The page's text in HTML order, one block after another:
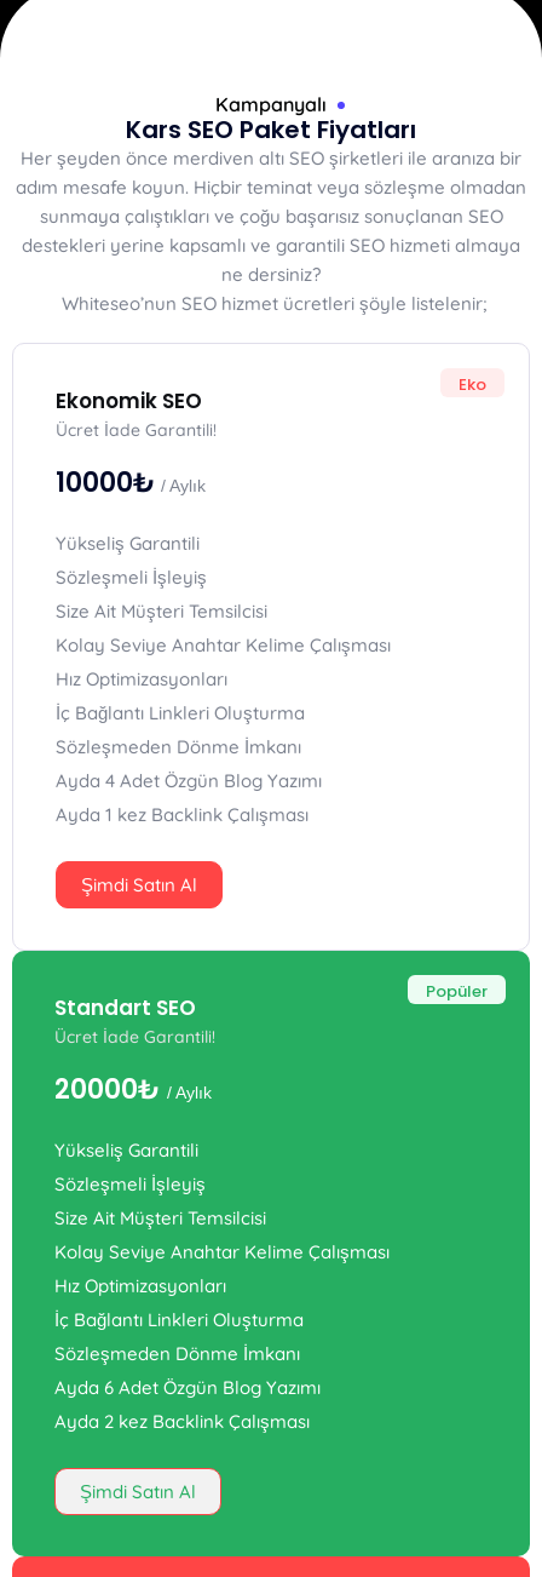
Kampanyalı
Kars SEO Paket Fiyatları
Her şeyden önce merdiven altı SEO şirketleri ile aranıza bir
adım mesafe koyun. Hiçbir teminat veya sözleşme olmadan
sunmaya çalıştıkları ve çoğu başarısız sonuçlanan SEO
destekleri yerine kapsamlı ve garantili SEO hizmeti almaya
ne dersiniz?
Whiteseo’nun SEO hizmet ücretleri şöyle listelenir;
Ekonomik SEO
Eko
Ücret İade Garantili!
10000₺ / Aylık
Yükseliş Garantili
Sözleşmeli İşleyiş
Size Ait Müşteri Temsilcisi
Kolay Seviye Anahtar Kelime Çalışması
Hız Optimizasyonları
İç Bağlantı Linkleri Oluşturma
Sözleşmeden Dönme İmkanı
Ayda 4 Adet Özgün Blog Yazımı
Ayda 1 kez Backlink Çalışması
Şimdi Satın Al
Standart SEO
Popüler
Ücret İade Garantili!
20000₺ / Aylık
Yükseliş Garantili
Sözleşmeli İşleyiş
Size Ait Müşteri Temsilcisi
Kolay Seviye Anahtar Kelime Çalışması
Hız Optimizasyonları
İç Bağlantı Linkleri Oluşturma
Sözleşmeden Dönme İmkanı
Ayda 6 Adet Özgün Blog Yazımı
Ayda 2 kez Backlink Çalışması
Şimdi Satın Al